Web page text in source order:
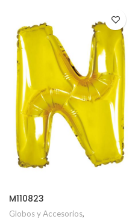
M110823
Globos y Accesorios,